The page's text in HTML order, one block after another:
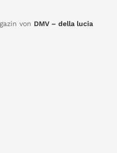
von DMV – della lucia